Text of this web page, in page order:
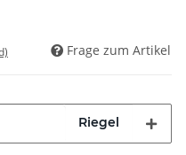
Frage zum Artikel
Riegel